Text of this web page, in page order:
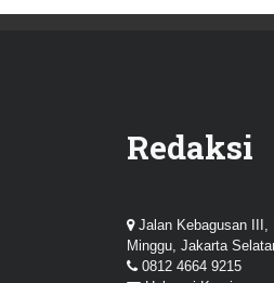
Redaksi
Jalan Kebagusan III,
Minggu, Jakarta
0812 4664 9215